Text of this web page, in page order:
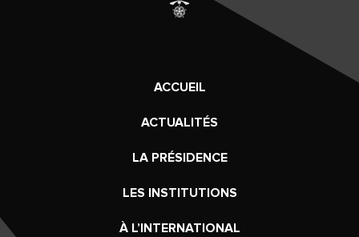
ACCUEIL
ACTUALITÉS
LA PRÉSIDENCE
LES INSTITUTIONS
À L’INTERNATIONAL